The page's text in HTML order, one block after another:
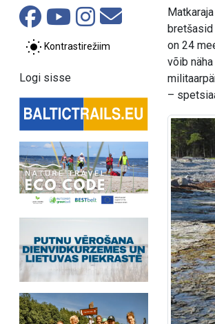
Kontrastirežiim
Logi sisse
on 24
võib
–